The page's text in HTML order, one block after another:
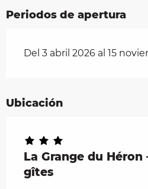
Periodos de apertura
Del 3 abril 2026 al 15
Ubicación
La Grange du Héron
gîtes